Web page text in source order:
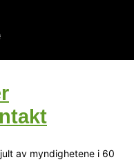
av myndighetene i 60